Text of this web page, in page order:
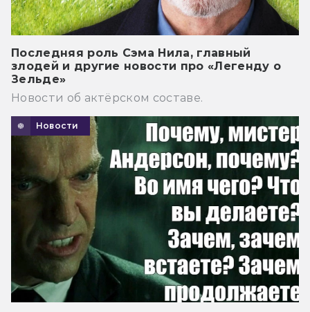
Последняя роль Сэма Нила, главный
злодей и другие новости про «Легенду о
Зельде»
Новости об актёрском составе.
Новости